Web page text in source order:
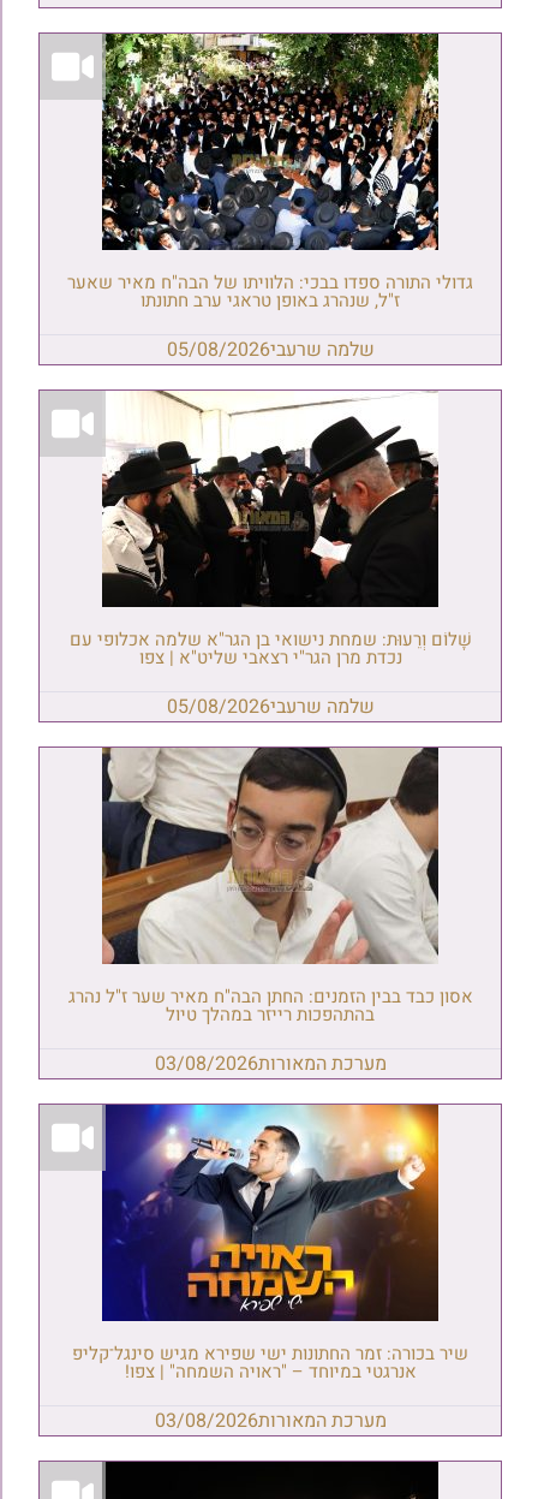
גדולי התורה ספדו בבכי: הלוויתו של הבה"ח מאיר שאער
ז"ל, שנהרג באופן טראגי ערב חתונתו
שלמה שרעבי05/08/2026
שָׁלוֹם וְרֵעוּת: שמחת נישואי בן הגר"א שלמה אכלופי עם
נכדת מרן הגר"י רצאבי שליט"א | צפו
שלמה שרעבי05/08/2026
אסון כבד בבין הזמנים: החתן הבה"ח מאיר שער ז"ל נהרג
בהתהפכות רייזר במהלך טיול
מערכת המאורות03/08/2026
שיר בכורה: זמר החתונות ישי שפירא מגיש סינגל־קליפ
אנרגטי במיוחד – "ראויה השמחה" | צפו!
מערכת המאורות03/08/2026